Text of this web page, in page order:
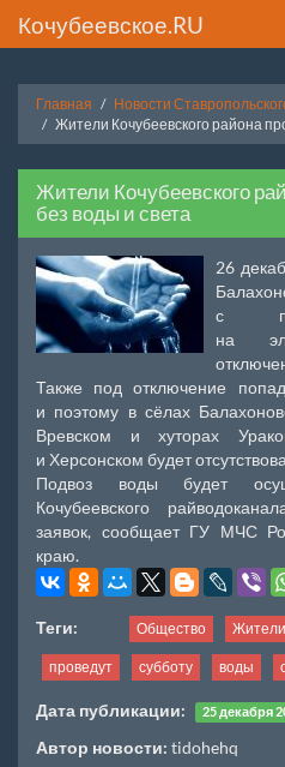
Кочубеевское.RU
Главная
Новости
Жители Кочубеевского района
Жители Кочубеевского
без воды и света
26
с
на
Также под отключение
и поэтому в сёлах
Вревском и хуторах
и Херсонском будет
Подвоз воды будет
Кочубеевского
заявок, сообщает ГУ МЧС
краю.
Теги: Общество Жители
проведут субботу воды
Дата публикации: 25 декабря
Автор новости: tidohehq